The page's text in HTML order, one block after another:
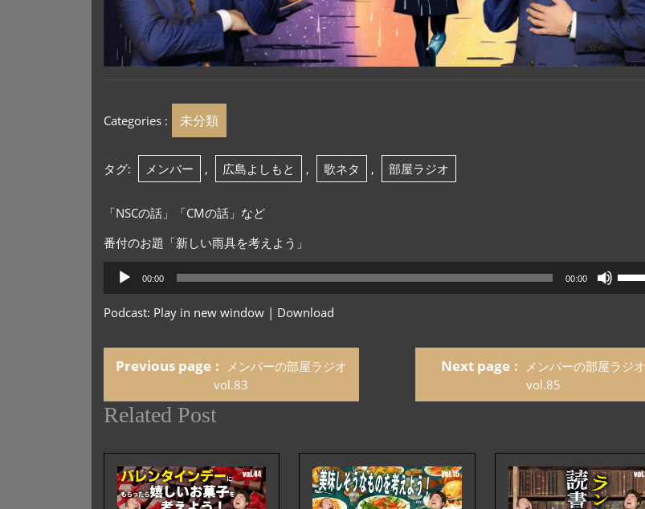
Categories : 未分類
タグ: メンバー , 広島よしもと , 歌ネタ , 部屋ラジオ
「NSCの話」「CMの話」など
番付のお題「新しい雨具を考えよう」
プ
00:00 00:00
節
矢
印
キ
Podcast: Play in new window | Download
Previous page
メンバーの部屋ラジオ
vol.83
Next page
メンバーの部屋ラジオ
vol.85
Related Post